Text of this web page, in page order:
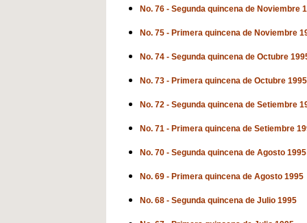
No. 76 - Segunda quincena de Noviembre
No. 75 - Primera quincena de Noviembre
No. 74 - Segunda quincena de Octubre
No. 73 - Primera quincena de Octubre 1995
No. 72 - Segunda quincena de Setiembre
No. 71 - Primera quincena de Setiembre
No. 70 - Segunda quincena de Agosto 1995
No. 69 - Primera quincena de Agosto 1995
No. 68 - Segunda quincena de Julio 1995